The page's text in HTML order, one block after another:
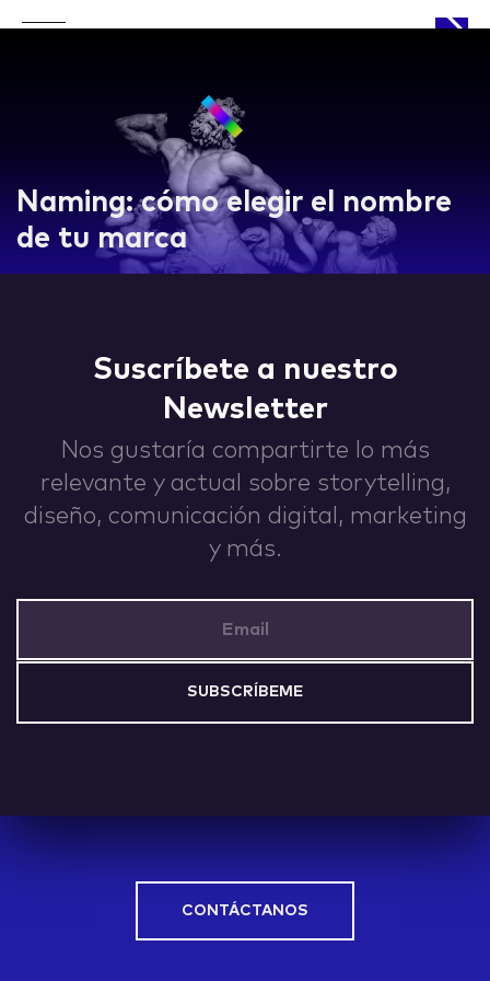
Naming: cómo elegir el nombre
de tu marca
Suscríbete a nuestro
Newsletter
Nos gustaría compartirte lo más
relevante y actual sobre storytelling,
diseño, comunicación digital, marketing
y más.
CONTÁCTANOS
APPROACH
WORKS
CONTACT